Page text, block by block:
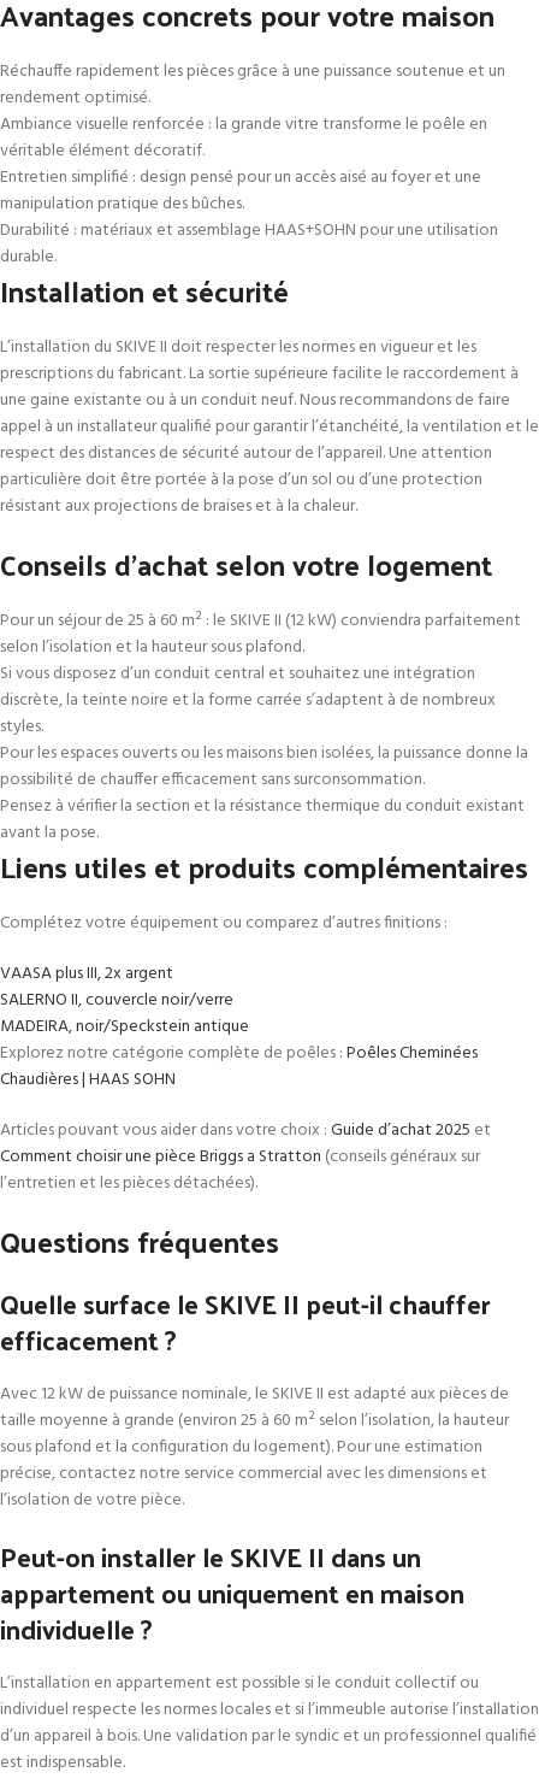
Avantages concrets pour votre maison
Réchauffe rapidement les pièces grâce à une puissance soutenue et un
rendement optimisé.
Ambiance visuelle renforcée : la grande vitre transforme le poêle en
véritable élément décoratif.
Entretien simplifié : design pensé pour un accès aisé au foyer et une
manipulation pratique des bûches.
Durabilité : matériaux et assemblage HAAS+SOHN pour une utilisation
durable.
Installation et sécurité
L’installation du SKIVE II doit respecter les normes en vigueur et les
prescriptions du fabricant. La sortie supérieure facilite le raccordement à
une gaine existante ou à un conduit neuf. Nous recommandons de faire
appel à un installateur qualifié pour garantir l’étanchéité, la ventilation et le
respect des distances de sécurité autour de l’appareil. Une attention
particulière doit être portée à la pose d’un sol ou d’une protection
résistant aux projections de braises et à la chaleur.
Conseils d’achat selon votre logement
Pour un séjour de 25 à 60 m² : le SKIVE II (12 kW) conviendra parfaitement
selon l’isolation et la hauteur sous plafond.
Si vous disposez d’un conduit central et souhaitez une intégration
discrète, la teinte noire et la forme carrée s’adaptent à de nombreux
styles.
Pour les espaces ouverts ou les maisons bien isolées, la puissance donne la
possibilité de chauffer efficacement sans surconsommation.
Pensez à vérifier la section et la résistance thermique du conduit existant
avant la pose.
Liens utiles et produits complémentaires
Complétez votre équipement ou comparez d’autres finitions :
VAASA plus III, 2x argent
SALERNO II, couvercle noir/verre
MADEIRA, noir/Speckstein antique
Explorez notre catégorie complète de poêles :Poêles Cheminées
Chaudières | HAAS SOHN
Articles pouvant vous aider dans votre choix :Guide d’achat 2025 et
Comment choisir une pièce Briggs a Stratton (conseils généraux sur
l’entretien et les pièces détachées).
Questions fréquentes
Quelle surface le SKIVE II peut-il chauffer
efficacement ?
Avec 12 kW de puissance nominale, le SKIVE II est adapté aux pièces de
taille moyenne à grande (environ 25 à 60 m² selon l’isolation, la hauteur
sous plafond et la configuration du logement). Pour une estimation
précise, contactez notre service commercial avec les dimensions et
l’isolation de votre pièce.
Peut-on installer le SKIVE II dans un
appartement ou uniquement en maison
individuelle ?
L’installation en appartement est possible si le conduit collectif ou
individuel respecte les normes locales et si l’immeuble autorise l’installation
d’un appareil à bois. Une validation par le syndic et un professionnel qualifié
est indispensable.